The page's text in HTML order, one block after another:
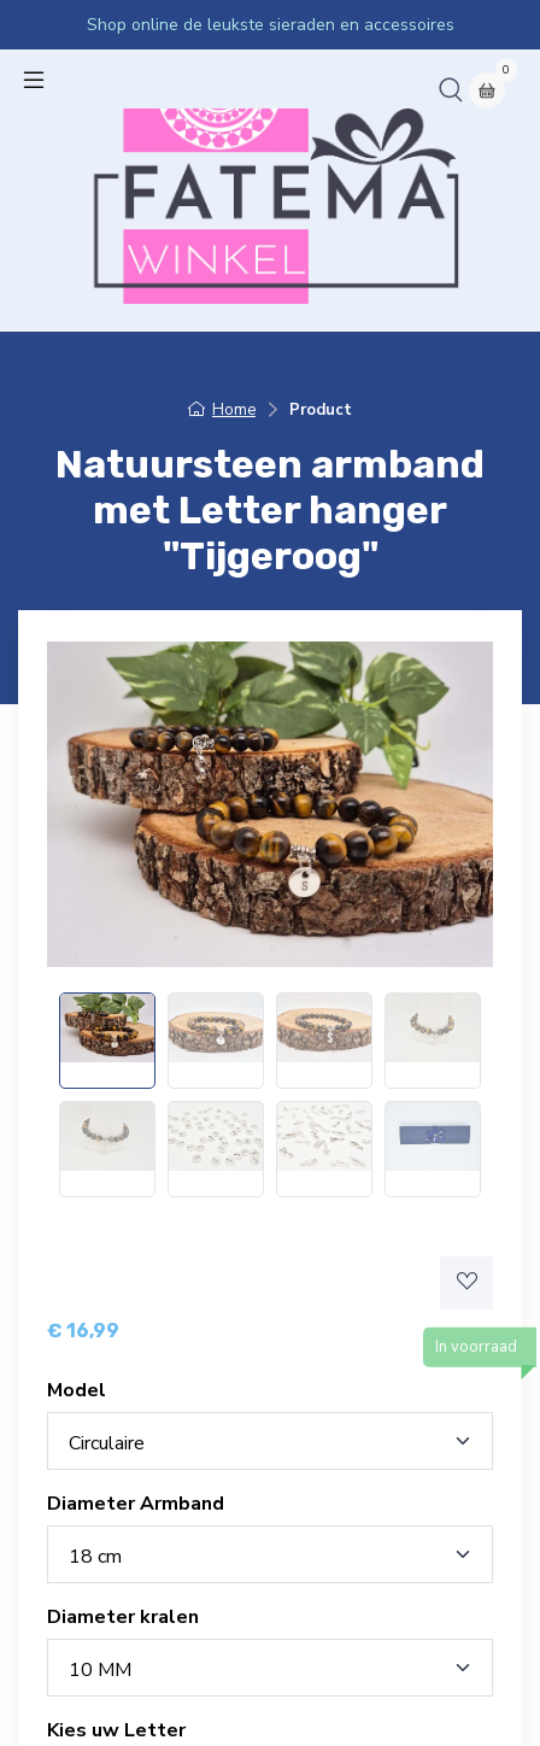
Shop online de leukste sieraden en accessoires
0
Home Product
Natuursteen armband
met Letter hanger
"Tijgeroog"
€ 16,99
In voorraad
Model
Circulaire
Diameter Armband
18 cm
Diameter kralen
10 MM
Kies uw Letter